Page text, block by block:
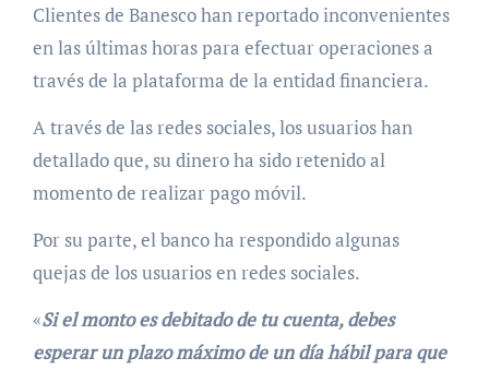
Clientes de Banesco han reportado inconvenientes
en las últimas horas para efectuar operaciones a
través de la plataforma de la entidad financiera.
A través de las redes sociales, los usuarios han
detallado que, su dinero ha sido retenido al
momento de realizar pago móvil.
Por su parte, el banco ha respondido algunas
quejas de los usuarios en redes sociales.
«Si el monto es debitado de tu cuenta, debes
esperar un plazo máximo de un día hábil para que